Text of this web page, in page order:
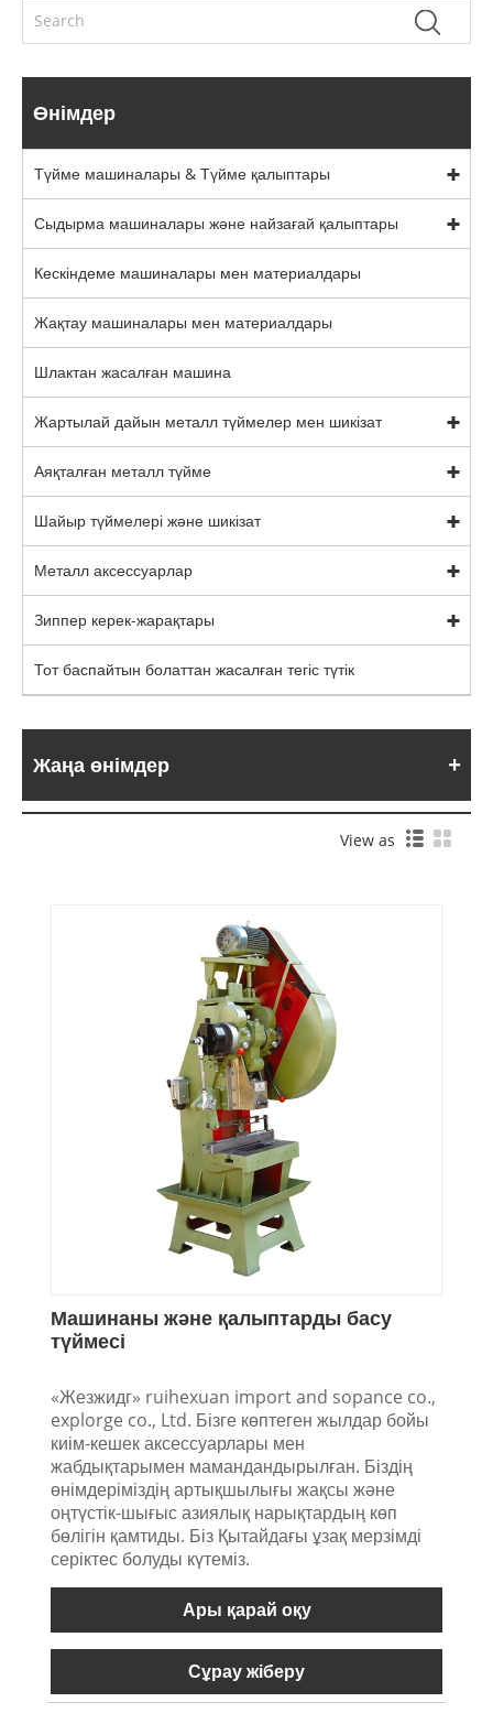
Өнімдер
Түйме машиналары & Түйме қалыптары
Сыдырма машиналары және найзағай қалыптары
Кескіндеме машиналары мен материалдары
Жақтау машиналары мен материалдары
Шлактан жасалған машина
Жартылай дайын металл түймелер мен шикізат
Аяқталған металл түйме
Шайыр түймелері және шикізат
Металл аксессуарлар
Зиппер керек-жарақтары
Тот баспайтын болаттан жасалған тегіс түтік
Жаңа өнімдер
View as
Машинаны және қалыптарды басу
түймесі
«Жезжидг» ruihexuan import and sopance co.,
explorge co., Ltd. Бізге көптеген жылдар бойы
киім-кешек аксессуарлары мен
жабдықтарымен мамандандырылған. Біздің
өнімдеріміздің артықшылығы жақсы және
оңтүстік-шығыс азиялық нарықтардың көп
бөлігін қамтиды. Біз Қытайдағы ұзақ мерзімді
серіктес болуды күтеміз.
Ары қарай оқу
Сұрау жіберу